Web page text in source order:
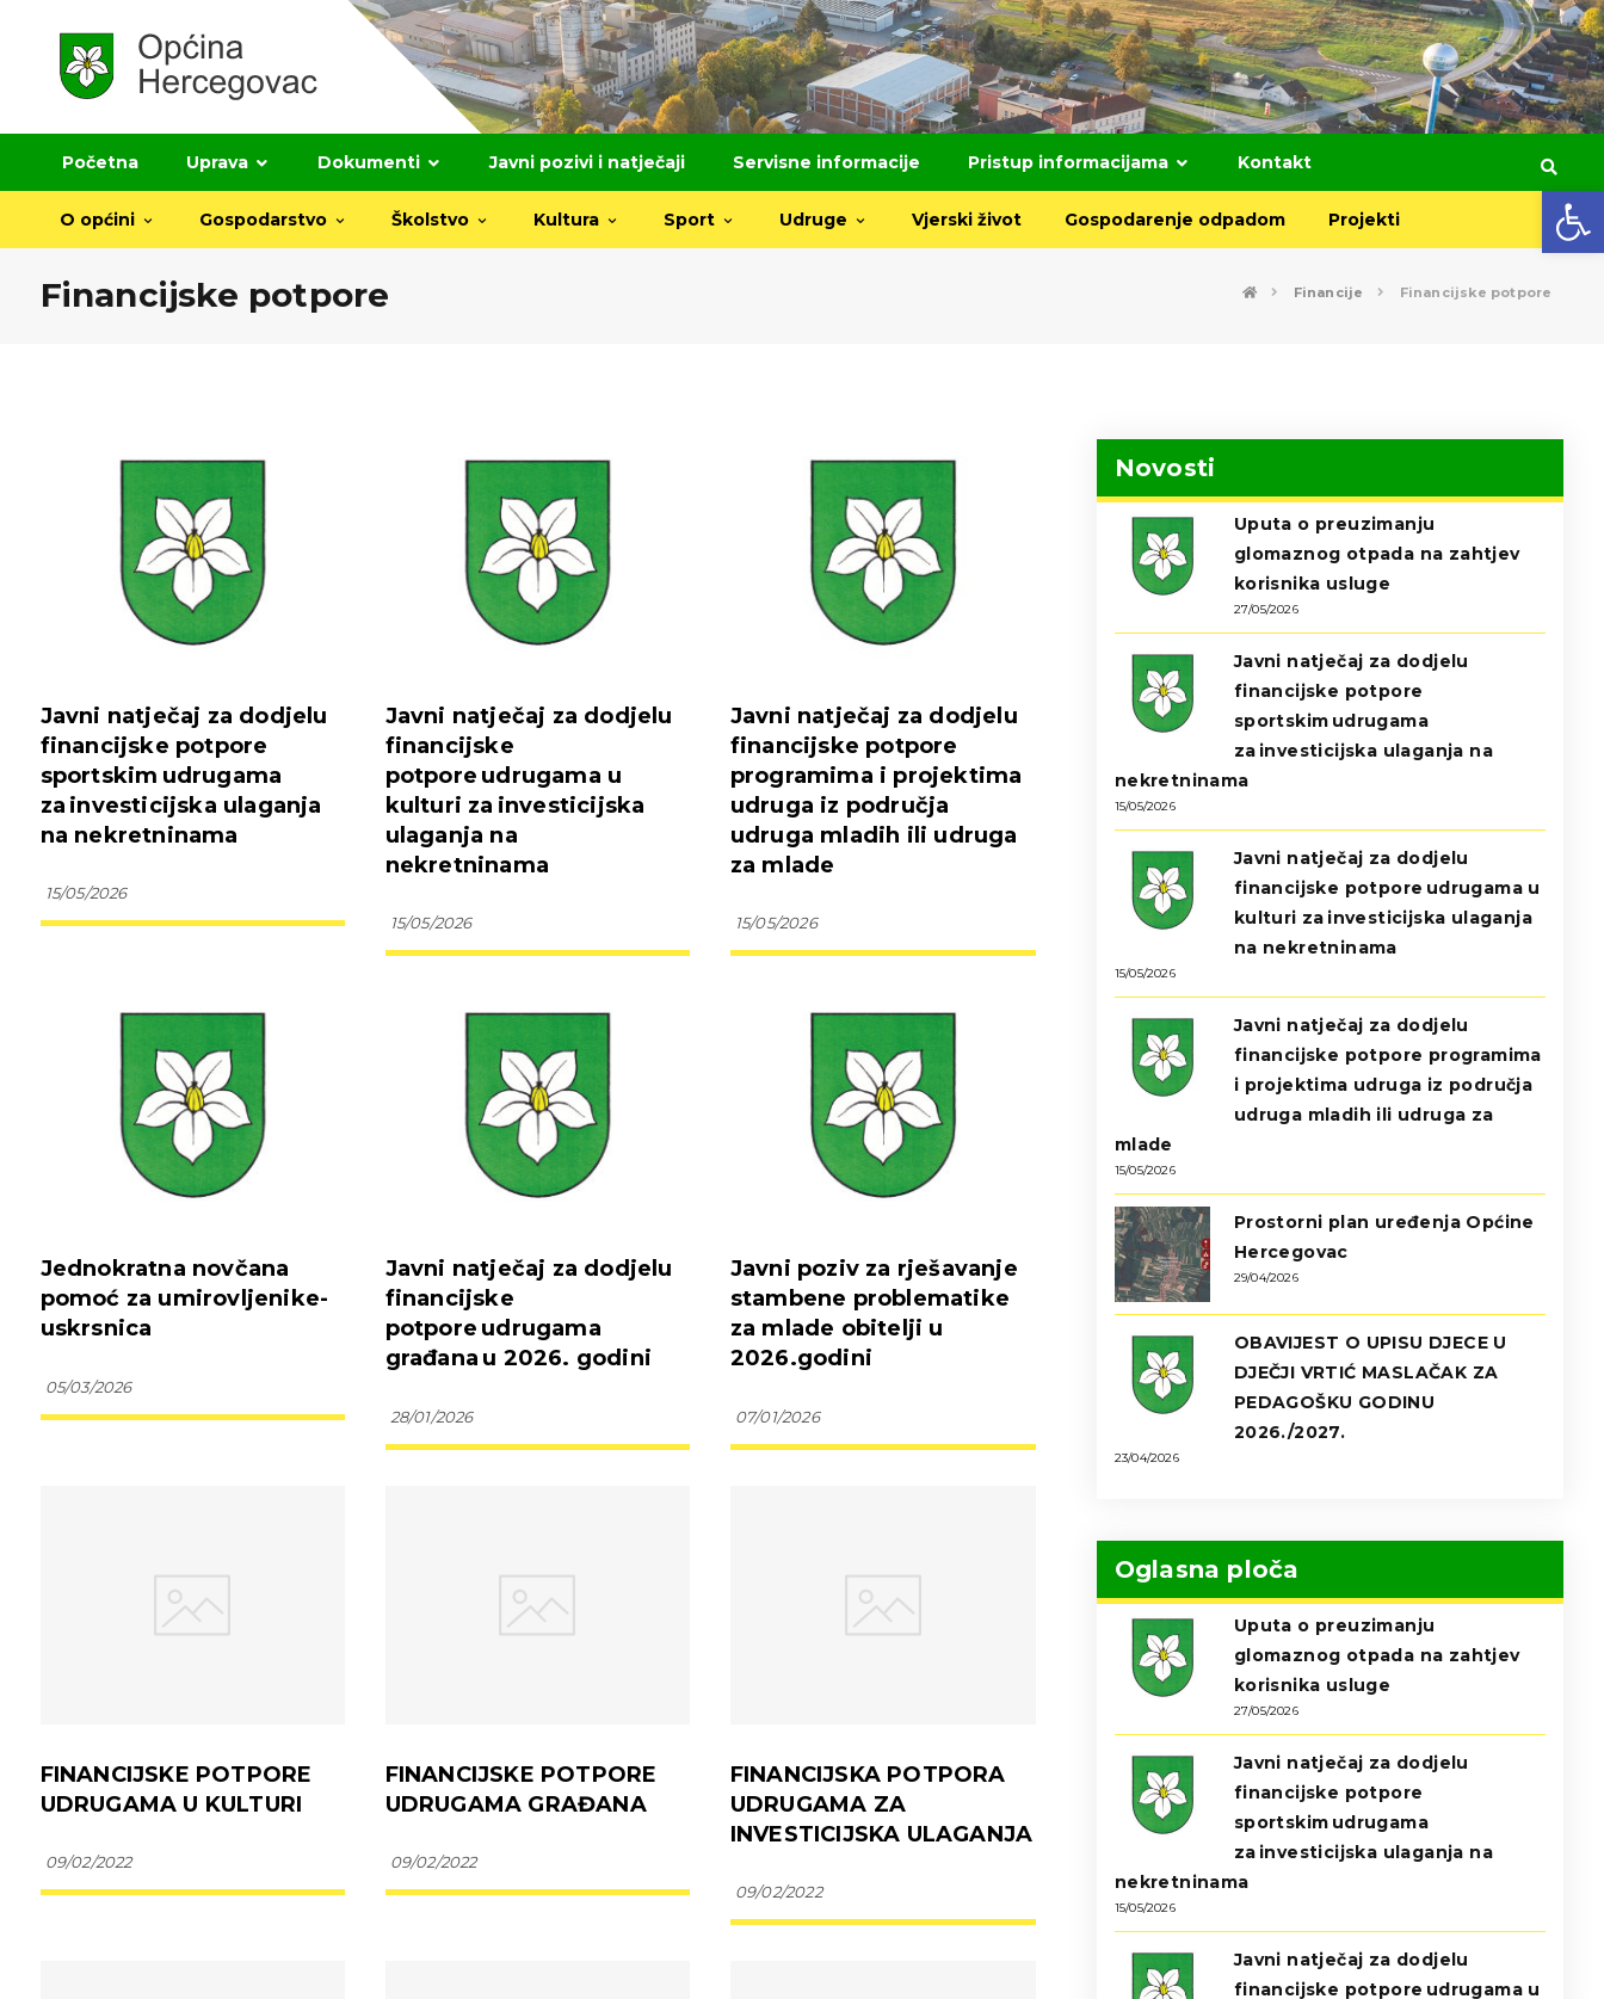
Open toolbar
Početna Uprava Dokumenti Javni pozivi i natječaji Servisne informacije Pristup informacijama Kontakt
O općini Gospodarstvo Školstvo Kultura Sport Udruge Vjerski život Gospodarenje odpadom Projekti
Financijske potpore Financije Financijske potpore
Javni natječaj za dodjelu
financijske potpore
sportskim udrugama
za investicijska ulaganja
na nekretninama
15/05/2026
Javni natječaj za dodjelu
financijske
potpore udrugama u
kulturi za investicijska
ulaganja na
nekretninama
15/05/2026
Javni natječaj za dodjelu
financijske potpore
programima i projektima
udruga iz područja
udruga mladih ili udruga
za mlade
15/05/2026
Jednokratna novčana
pomoć za umirovljenike-
uskrsnica
05/03/2026
Javni natječaj za dodjelu
financijske
potpore udrugama
građana u 2026. godini
28/01/2026
Javni poziv za rješavanje
stambene problematike
za mlade obitelji u
2026.godini
07/01/2026
FINANCIJSKE POTPORE
UDRUGAMA U KULTURI
09/02/2022
FINANCIJSKE POTPORE
UDRUGAMA GRAĐANA
09/02/2022
FINANCIJSKA POTPORA
UDRUGAMA ZA
INVESTICIJSKA ULAGANJA
09/02/2022
Novosti
Uputa o preuzimanju
glomaznog otpada na zahtjev
korisnika usluge
27/05/2026
Javni natječaj za dodjelu
financijske potpore
sportskim udrugama
za investicijska ulaganja na
nekretninama
15/05/2026
Javni natječaj za dodjelu
financijske potpore udrugama u
kulturi za investicijska ulaganja
na nekretninama
15/05/2026
Javni natječaj za dodjelu
financijske potpore programima
i projektima udruga iz područja
udruga mladih ili udruga za
mlade
15/05/2026
Prostorni plan uređenja Općine
Hercegovac
29/04/2026
OBAVIJEST O UPISU DJECE U
DJEČJI VRTIĆ MASLAČAK ZA
PEDAGOŠKU GODINU
2026./2027.
23/04/2026
Oglasna ploča
Uputa o preuzimanju
glomaznog otpada na zahtjev
korisnika usluge
27/05/2026
Javni natječaj za dodjelu
financijske potpore
sportskim udrugama
za investicijska ulaganja na
nekretninama
15/05/2026
Javni natječaj za dodjelu
financijske potpore udrugama u